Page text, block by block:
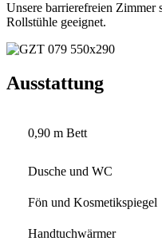
Unsere barrierefreien Zimmer
Rollstühle geeignet.
Ausstattung
0,90 m Bett
Dusche und WC
Fön und Kosmetikspiegel
Handtuchwärmer